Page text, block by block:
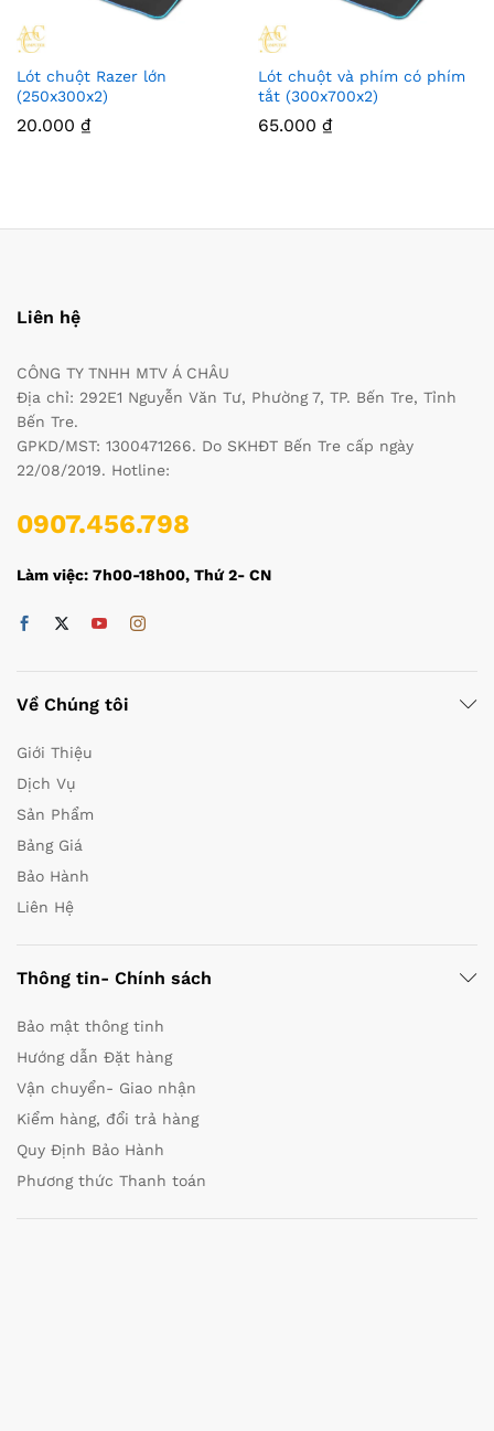
Lót chuột Razer lớn
(250x300x2)
20.000 ₫
Lót chuột và phím có phím
tắt (300x700x2)
65.000 ₫
Liên hệ
CÔNG TY TNHH MTV Á CHÂU
Địa chỉ: 292E1 Nguyễn Văn Tư, Phường 7, TP. Bến Tre, Tỉnh
Bến Tre.
GPKD/MST: 1300471266. Do SKHĐT Bến Tre cấp ngày
22/08/2019. Hotline:
0907.456.798
Làm việc: 7h00-18h00, Thứ 2- CN
Về Chúng tôi
Giới Thiệu
Dịch Vụ
Sản Phẩm
Bảng Giá
Bảo Hành
Liên Hệ
Thông tin- Chính sách
Bảo mật thông tinh
Hướng dẫn Đặt hàng
Vận chuyển- Giao nhận
Kiểm hàng, đổi trả hàng
Quy Định Bảo Hành
Phương thức Thanh toán